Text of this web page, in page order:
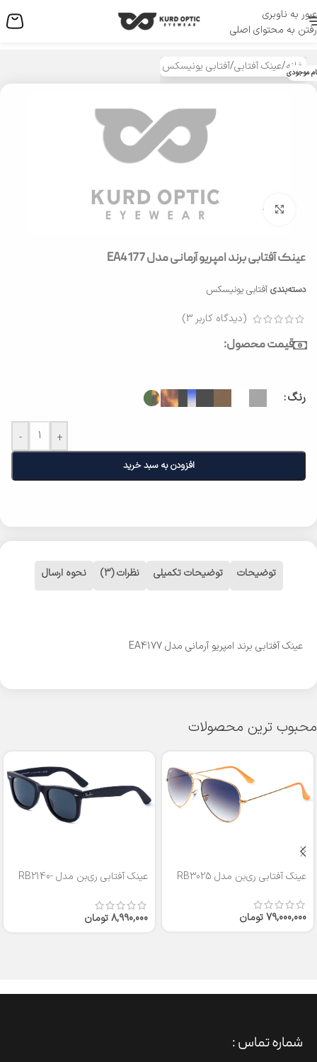
عبور به ناوبری
رفتن به محتوای اصلی
منو
خانه/عینک آفتابی/آفتابی یونیسکس موجودی
بزرگنمایی تصویر
عینک آفتابی برند امپریو آرمانی مدل EA4177
دسته‌بندی آفتابی یونیسکس
(دیدگاه کاربر 3
)
قیمت محصول:
رنگ
- +
افزودن به سبد خرید
توضیحات توضیحات تکمیلی نظرات (3) نحوه ارسال
عینک آفتابی برند امپریو آرمانی مدل EA4177
محبوب ترین محصولات
عینک آفتابی ری‌بن مدل RB3025
79,000,000تومان
عینک آفتابی ری‌بن مدل RB2140-
8,990,000تومان
شماره تماس :